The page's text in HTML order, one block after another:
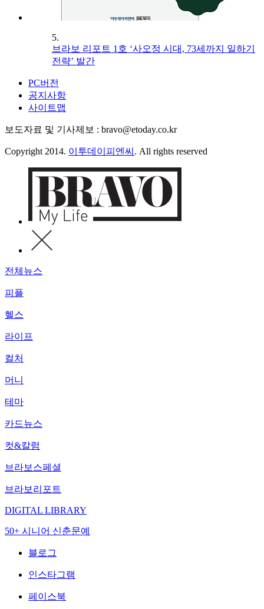
5.
브라보 리포트 1호 ‘사오정 시대, 73세까지 일하기
전략’ 발간
PC버전
공지사항
사이트맵
보도자료 및 기사제보 : bravo@etoday.co.kr
Copyright 2014. 이투데이피엔씨 . All rights reserved
전체뉴스
피플
헬스
라이프
컬처
머니
테마
카드뉴스
컷&칼럼
브라보스페셜
브라보리포트
DIGITAL LIBRARY
50+ 시니어 신춘문예
블로그
인스타그램
페이스북